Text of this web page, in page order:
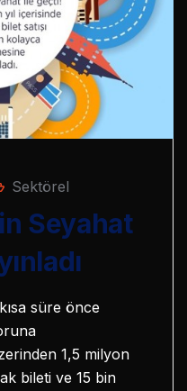
Sektörel
Seyahat
süre önce
1,5 milyon
bileti ve 15 bin